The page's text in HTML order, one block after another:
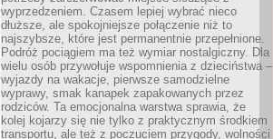
wyprzedzeniem. Czasem lepiej wybrać nieco
dłuższe, ale spokojniejsze połączenie niż to
najszybsze, które jest permanentnie przepełnione.
Podróż pociągiem ma też wymiar nostalgiczny. Dla
wielu osób przywołuje wspomnienia z dzieciństwa –
wyjazdy na wakacje, pierwsze samodzielne
wyprawy, smak kanapek zapakowanych przez
rodziców. Ta emocjonalna warstwa sprawia, że
kolej kojarzy się nie tylko z praktycznym środkiem
transportu, ale też z poczuciem przygody, wolności